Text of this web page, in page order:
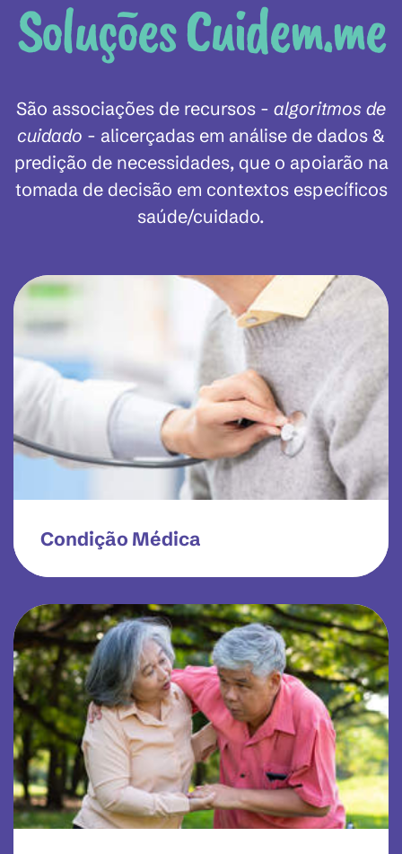
Soluções Cuidem.me
São associações de recursos - algoritmos de
cuidado - alicerçadas em análise de dados &
predição de necessidades, que o apoiarão na
tomada de decisão em contextos específicos
saúde/cuidado.
Condição Médica